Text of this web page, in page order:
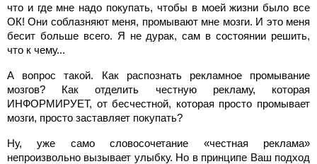
что и где мне надо покупать, чтобы в моей жизни было все
ОК! Они соблазняют меня, промывают мне мозги. И это меня
бесит больше всего. Я не дурак, сам в состоянии решить,
что к чему...
А вопрос такой. Как распознать рекламное промывание
мозгов? Как отделить честную рекламу, которая
ИНФОРМИРУЕТ, от бесчестной, которая просто промывает
мозги, просто заставляет покупать?
Ну, уже само словосочетание «честная реклама»
непроизвольно вызывает улыбку. Но в принципе Ваш подход